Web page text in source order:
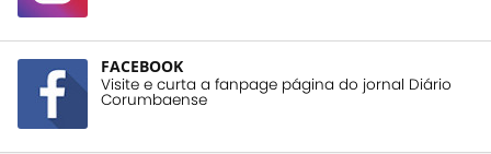
FACEBOOK
Visite e curta a fanpage página do jornal Diário
Corumbaense